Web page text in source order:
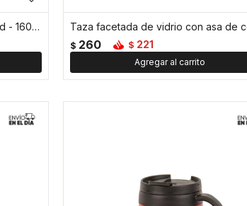
Taza pocillo de acero doble pared - 160ml - Rojo
$ 260 $ 221